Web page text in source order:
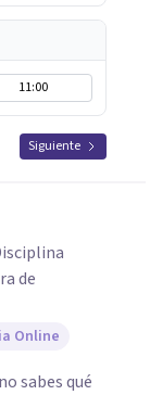
11:00
Siguiente
de
Online
sabes qué